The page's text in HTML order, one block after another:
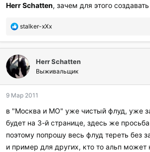
и
Herr Schatten, зачем для этого
П
б
а
г
о
а
р
и
л
и
stalker-xXx
Herr Schatten
Выживальщик
9 Мар 2011
в "Москва и МО" уже чистый флуд, уже
будет на 3-й странице, здесь же
поэтому попрошу весь флуд тереть без
и пример для других, кто то альп может